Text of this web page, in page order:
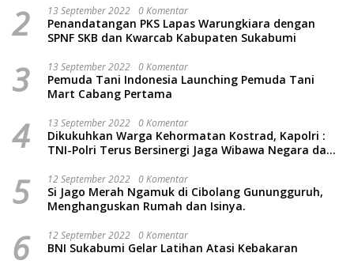
2 13 September 2022 0 Komentar
Penandatangan PKS Lapas Warungkiara dengan
SPNF SKB dan Kwarcab Kabupaten Sukabumi
3 13 September 2022 0 Komentar
Pemuda Tani Indonesia Launching Pemuda Tani
Mart Cabang Pertama
4 13 September 2022 0 Komentar
Dikukuhkan Warga Kehormatan Kostrad, Kapolri :
TNI-Polri Terus Bersinergi Jaga Wibawa Negara dan
5 12 September 2022 0 Komentar
Si Jago Merah Ngamuk di Cibolang Gunungguruh,
Menghanguskan Rumah dan Isinya.
6 12 September 2022 0 Komentar
BNI Sukabumi Gelar Latihan Atasi Kebakaran